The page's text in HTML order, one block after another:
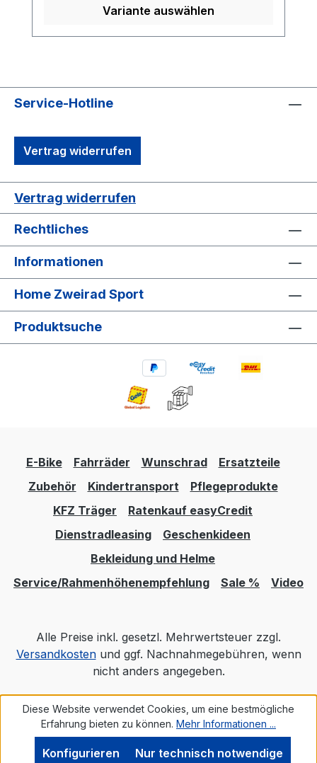
Variante auswählen
Service-Hotline
Vertrag widerrufen
Vertrag widerrufen
Rechtliches
Informationen
Home Zweirad Sport
Produktsuche
E-Bike Fahrräder Wunschrad
Ersatzteile
Zubehör
Kindertransport
Pflegeprodukte
KFZ Träger
Ratenkauf easyCredit
Dienstradleasing
Geschenkideen
Bekleidung und Helme
Service/Rahmenhöhenempfehlung
Sale % Video
Alle Preise inkl. gesetzl. Mehrwertsteuer zzgl.
Versandkostenund ggf. Nachnahmegebühren, wenn
nicht anders angegeben.
Realisiert mit Shopware
Diese Website verwendet Cookies, um eine bestmögliche
Erfahrung bieten zu können. Mehr Informationen ...
Nur technisch notwendige
Konfigurieren